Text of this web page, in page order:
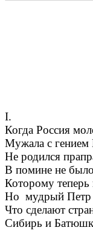
I.
Когда Россия
Мужала с гением
Не родился
В помине не было
Которому теперь
Но мудрый Петр
Что сделают
Сибирь и